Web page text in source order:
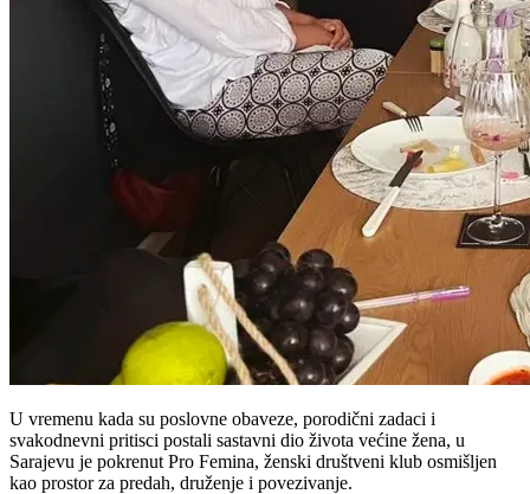
U vremenu kada su poslovne obaveze, porodični zadaci i
svakodnevni pritisci postali sastavni dio života većine žena, u
Sarajevu je pokrenut Pro Femina, ženski društveni klub osmišljen
kao prostor za predah, druženje i povezivanje.